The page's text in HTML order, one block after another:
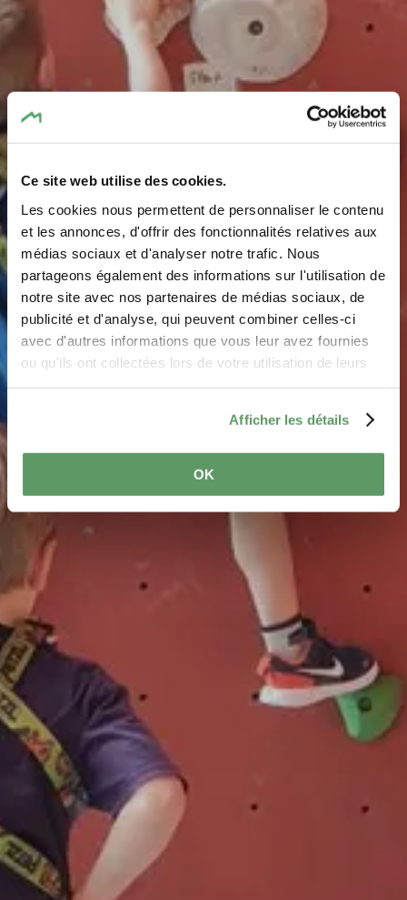
Ce site web utilise des cookies.
Les cookies nous permettent de personnaliser le contenu
et les annonces, d'offrir des fonctionnalités relatives aux
médias sociaux et d'analyser notre trafic. Nous
partageons également des informations sur l'utilisation de
notre site avec nos partenaires de médias sociaux, de
publicité et d'analyse, qui peuvent combiner celles-ci
avec d'autres informations que vous leur avez fournies
ou qu'ils ont collectées lors de votre utilisation de leurs
Afficher les détails
OK
Indoor Angebote